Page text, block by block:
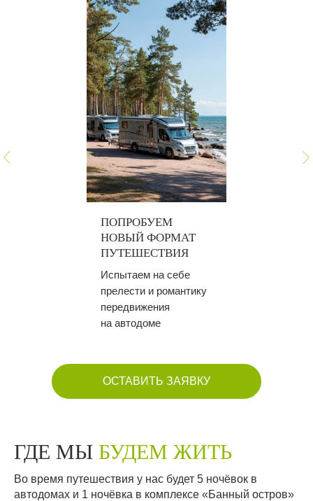
ПОПРОБУЕМ
НОВЫЙ ФОРМАТ
ПУТЕШЕСТВИЯ
Испытаем на себе
прелести и романтику
передвижения
на автодоме
ОСТАВИТЬ ЗАЯВКУ
ГДЕ МЫ БУДЕМ ЖИТЬ
Во время путешествия у нас будет 5 ночёвок в
автодомах и 1 ночёвка в комплексе «Банный остров»